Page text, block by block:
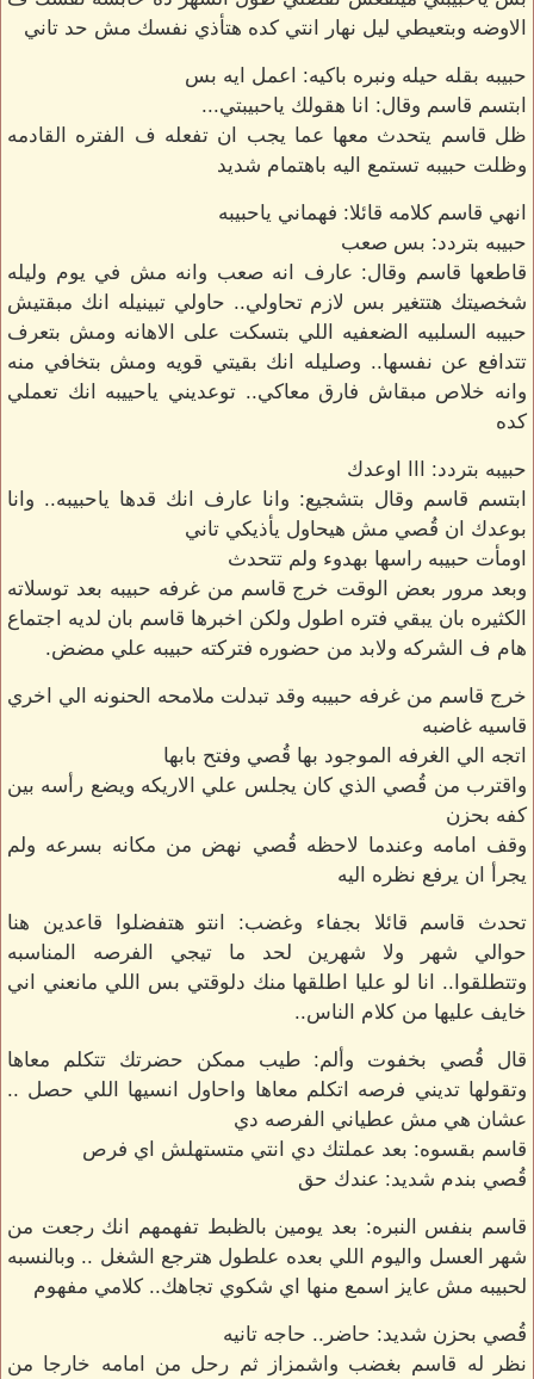
الاوضه وبتعيطي ليل نهار انتي كده هتأذي نفسك مش حد تاني
حبيبه بقله حيله ونبره باكيه: اعمل ايه بس
ابتسم قاسم وقال: انا هقولك ياحبيبتي...
ظل قاسم يتحدث معها عما يجب ان تفعله ف الفتره القادمه
وظلت حبيبه تستمع اليه باهتمام شديد
انهي قاسم كلامه قائلا: فهماني ياحبيبه
حبيبه بتردد: بس صعب
قاطعها قاسم وقال: عارف انه صعب وانه مش في يوم وليله
شخصيتك هتتغير بس لازم تحاولي.. حاولي تبينيله انك مبقتيش
حبيبه السلبيه الضعفيه اللي بتسكت على الاهانه ومش بتعرف
تتدافع عن نفسها.. وصليله انك بقيتي قويه ومش بتخافي منه
وانه خلاص مبقاش فارق معاكي.. توعديني ياحييبه انك تعملي
كده
حبيبه بتردد: ااا اوعدك
ابتسم قاسم وقال بتشجيع: وانا عارف انك قدها ياحبيبه.. وانا
بوعدك ان قُصي مش هيحاول يأذيكي تاني
اومأت حبيبه راسها بهدوء ولم تتحدث
وبعد مرور بعض الوقت خرج قاسم من غرفه حبيبه بعد توسلاته
الكثيره بان يبقي فتره اطول ولكن اخبرها قاسم بان لديه اجتماع
هام ف الشركه ولابد من حضوره فتركته حبيبه علي مضض.
خرج قاسم من غرفه حبيبه وقد تبدلت ملامحه الحنونه الي اخري
قاسيه غاضبه
اتجه الي الغرفه الموجود بها قُصي وفتح بابها
واقترب من قُصي الذي كان يجلس علي الاريكه ويضع رأسه بين
كفه بحزن
وقف امامه وعندما لاحظه قُصي نهض من مكانه بسرعه ولم
يجرأ ان يرفع نظره اليه
تحدث قاسم قائلا بجفاء وغضب: انتو هتفضلوا قاعدين هنا
حوالي شهر ولا شهرين لحد ما تيجي الفرصه المناسبه
وتتطلقوا.. انا لو عليا اطلقها منك دلوقتي بس اللي مانعني اني
خايف عليها من كلام الناس..
قال قُصي بخفوت وألم: طيب ممكن حضرتك تتكلم معاها
وتقولها تديني فرصه اتكلم معاها واحاول انسيها اللي حصل ..
عشان هي مش عطياني الفرصه دي
قاسم بقسوه: بعد عملتك دي انتي متستهلش اي فرص
قُصي بندم شديد: عندك حق
قاسم بنفس النبره: بعد يومين بالظبط تفهمهم انك رجعت من
شهر العسل واليوم اللي بعده علطول هترجع الشغل .. وبالنسبه
لحبيبه مش عايز اسمع منها اي شكوي تجاهك.. كلامي مفهوم
قُصي بحزن شديد: حاضر.. حاجه تانيه
نظر له قاسم بغضب واشمزاز ثم رحل من امامه خارجا من